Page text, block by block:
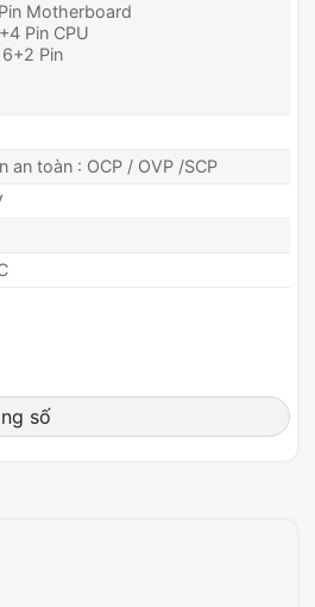
Motherboard
Pin CPU
Pin
an toàn : OCP / OVP /SCP
số